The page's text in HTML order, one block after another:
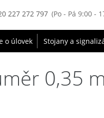
227 272 797 (Po - Pá 9:00 -
o úlovek Stojany a
0,35